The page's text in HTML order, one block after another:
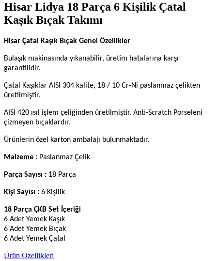
Hisar Lidya 18 Parça 6 Kişilik Çatal
Kaşık Bıçak Takımı
Hisar Çatal Kaşık Bıçak Genel Özellikler
Bulaşık makinasında yıkanabilir, üretim hatalarına karşı
garantilidir.
Çatal Kaşıklar AISI 304 kalite, 18 / 10 Cr-Ni paslanmaz çelikten
üretilmiştir.
AISI 420 ısıl işlem çeliğinden üretilmiştir. Anti-Scratch Porseleni
çizmeyen bıçaklardır.
Ürünlerin özel karton ambalajı bulunmaktadır.
Malzeme : Paslanmaz Çelik
Parça Sayısı : 18 Parça
Kişi Sayısı : 6 Kişilik
18 Parça ÇKB Set İçeriği
6 Adet Yemek Kaşık
6 Adet Yemek Bıçak
6 Adet Yemek Çatal
Ürün Özellikleri